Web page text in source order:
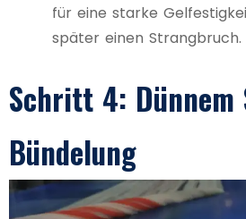
für eine starke
später einen Strangbruch.
Schritt 4: Dünnem
Bündelung